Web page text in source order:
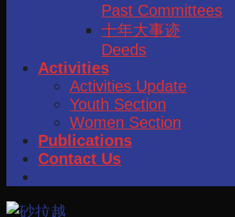
Past Committees
十年大事迹
Deeds
Activities
Activities Update
Youth Section
Women Section
Publications
Contact Us